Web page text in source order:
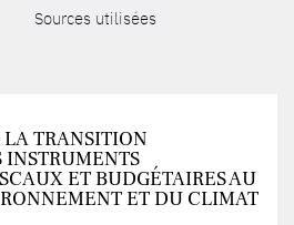
Sources utilisées
TRANSITION
INSTRUMENTS
ET BUDGÉTAIRES AU
ET DU CLIMAT